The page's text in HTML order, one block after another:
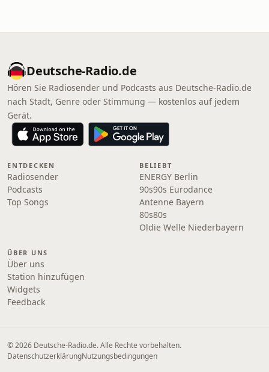
Deutsche-Radio.de
Hören Sie Radiosender und Podcasts aus Deutsche-Radio.de
nach Stadt, Genre oder Stimmung — kostenlos auf jedem
Gerät.
ENTDECKEN
Radiosender
Podcasts
Top Songs
BELIEBT
ENERGY Berlin
90s90s Eurodance
Antenne Bayern
80s80s
Oldie Welle Niederbayern
ÜBER UNS
Über uns
Station hinzufügen
Widgets
Feedback
© 2026 Deutsche-Radio.de. Alle Rechte vorbehalten.
DatenschutzerklärungNutzungsbedingungen